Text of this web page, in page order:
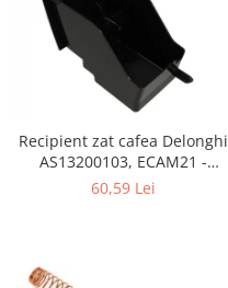
Accesorii Fitness
Accesorii sportive
Articole Voiaj
Sporturi acvatice
Sporturi de interior
Audio HI-FI & Profesionale
Recipient zat cafea Delonghi
AS13200103, ECAM21 -
ECAM25
60,59 Lei